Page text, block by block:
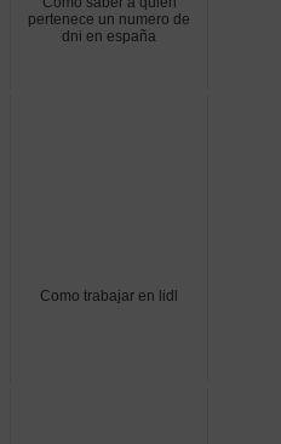
pertenece un numero de
dni en españa
Como trabajar en lidl